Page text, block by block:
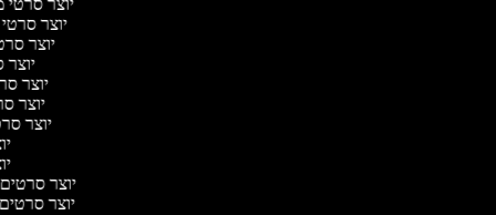
יוצר סרטי
יוצר סרטי
יוצר
יוצר
יוצר
יוצר
יוצר
יוצר סרטים
יוצר סרטים